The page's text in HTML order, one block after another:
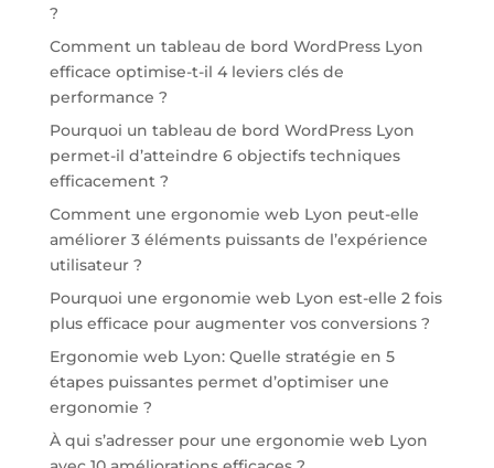
?
Comment un tableau de bord WordPress Lyon
efficace optimise-t-il 4 leviers clés de
performance ?
Pourquoi un tableau de bord WordPress Lyon
permet-il d’atteindre 6 objectifs techniques
efficacement ?
Comment une ergonomie web Lyon peut-elle
améliorer 3 éléments puissants de l’expérience
utilisateur ?
Pourquoi une ergonomie web Lyon est-elle 2 fois
plus efficace pour augmenter vos conversions ?
Ergonomie web Lyon: Quelle stratégie en 5
étapes puissantes permet d’optimiser une
ergonomie ?
À qui s’adresser pour une ergonomie web Lyon